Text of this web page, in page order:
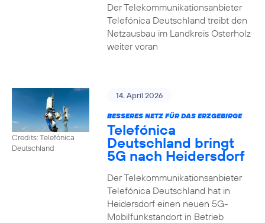
Der Telekommunikationsanbieter
Telefónica Deutschland treibt den
Netzausbau im Landkreis Osterholz
weiter voran
Credits: Telefónica
Deutschland
14. April 2026
BESSERES NETZ FÜR DAS ERZGEBIRGE
Telefónica
Deutschland bringt
5G nach Heidersdorf
Der Telekommunikationsanbieter
Telefónica Deutschland hat in
Heidersdorf einen neuen 5G-
Mobilfunkstandort in Betrieb